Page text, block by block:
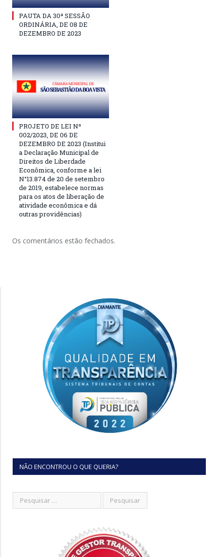
PAUTA DA 30ª SESSÃO
ORDINÁRIA, DE 08 DE
DEZEMBRO DE 2023
PROJETO DE LEI Nº
002/2023, DE 06 DE
DEZEMBRO DE 2023 (Institui
a Declaração Municipal de
Direitos de Liberdade
Econômica, conforme a lei
N°13.874 de 20 de setembro
de 2019, estabelece normas
para os atos de liberação de
atividade econômica e dá
outras providências)
Os comentários estão fechados.
NÃO ENCONTROU O QUE QUERIA?